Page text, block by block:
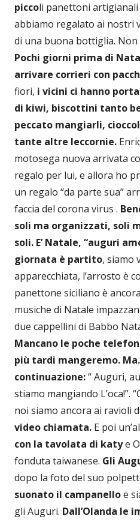
piccoli panettoni
abbiamo regalato ai nostri
di una buona bottiglia.
Pochi giorni prima di
arrivare corrieri con
fiori, i vicini ci hanno
di kiwi, biscottini tanto
peccato mangiarli,
tante altre leccornie.
motosega nuova arrivata
regalo per lui, e allora ho
un regalo “da parte sua”
faccia del corona virus .
soli ma organizzati, soli
soli. E’ Natale, “auguri
giornata è partito, siamo
apparecchiata, l’arrosto è
panettone siciliano è
musiche di Natale
due cappellini di Babbo
Mancano le poche
più tardi mangeremo.
continuazione:“ Auguri,
stiamo mangiando L’oca!”.
noi siamo ancora ai ravioli
video chiamata. E poi
con la tavolata di katye
fonduta taiwanese. Gli
dopo la foto del suo
suonato il campanelloe
gli Auguri. Dall’Olanda le